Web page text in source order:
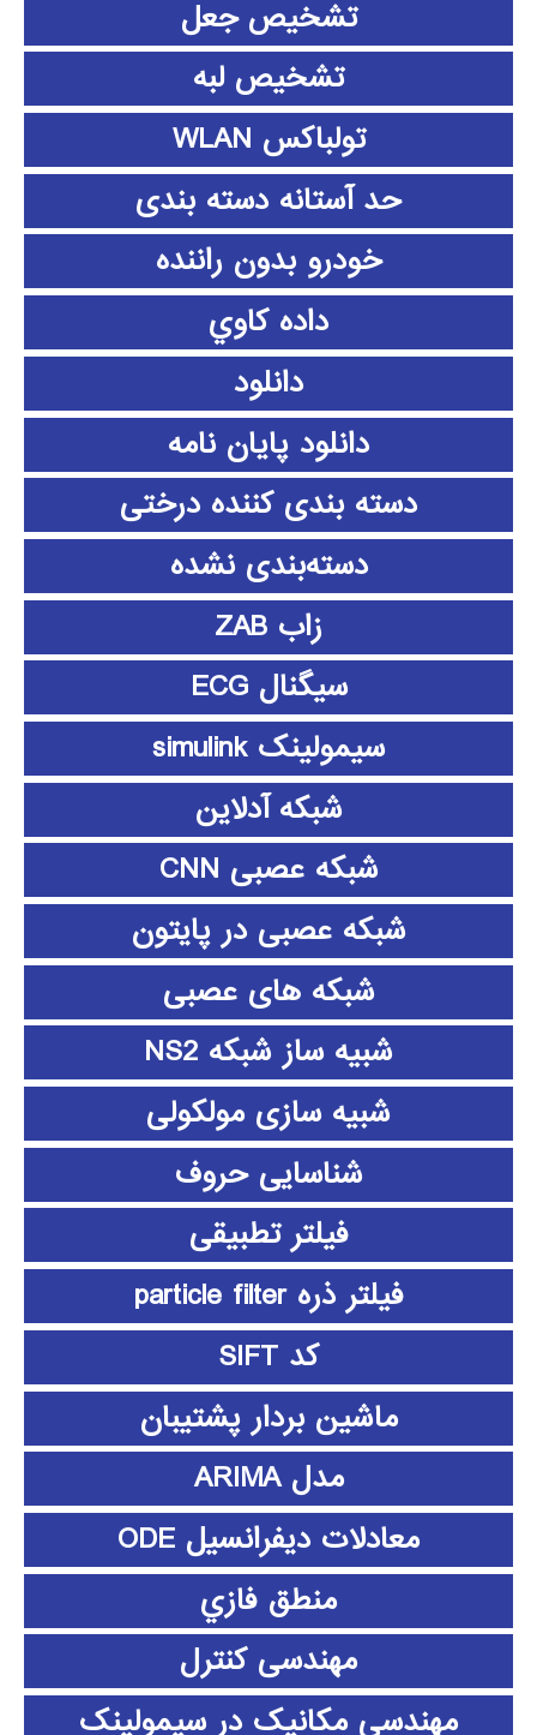
تشخیص جعل
تشخیص لبه
تولباکس WLAN
حد آستانه دسته بندی
خودرو بدون راننده
داده كاوي
دانلود
دانلود پايان نامه
دسته بندی کننده درختی
دسته‌بندی نشده
زاب ZAB
سیگنال ECG
سیمولینک simulink
شبکه آدلاین
شبکه عصبی CNN
شبکه عصبی در پایتون
شبکه های عصبی
شبیه ساز شبکه NS2
شبیه سازی مولکولی
شناسایی حروف
فیلتر تطبیقی
فیلتر ذره particle filter
کد SIFT
ماشین بردار پشتیبان
مدل ARIMA
معادلات دیفرانسیل ODE
منطق فازي
مهندسی کنترل
مهندسی مکانیک در سیمولینک